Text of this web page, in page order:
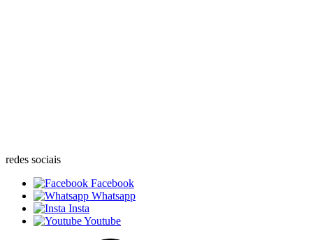
redes sociais
Facebook
Whatsapp
Insta
Youtube